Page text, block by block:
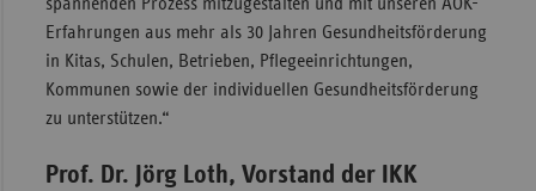
Erfahrungen aus mehr als 30 Jahren Gesundheitsförderung
in Kitas, Schulen, Betrieben, Pflegeeinrichtungen,
Kommunen sowie der individuellen Gesundheitsförderung
zu unterstützen.“
Prof. Dr. Jörg Loth, Vorstand der IKK